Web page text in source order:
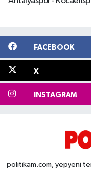
FACEBOOK
X
INSTAGRAM
politikam.com, yepyeni